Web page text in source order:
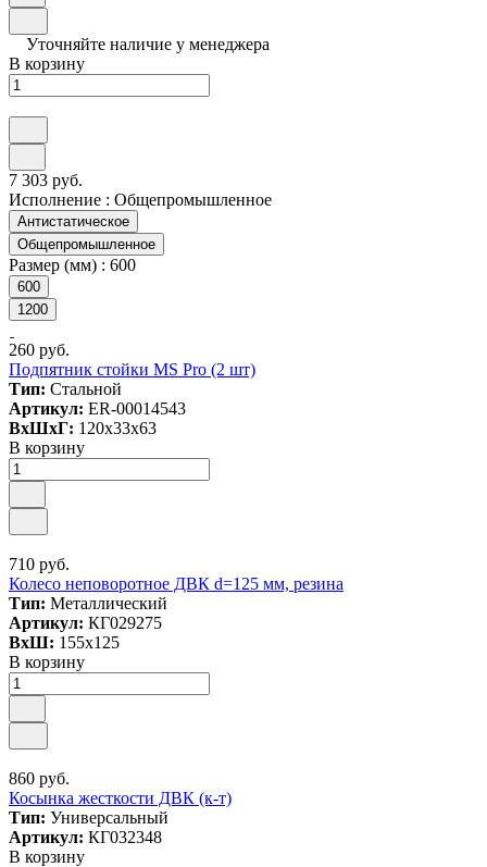
Уточняйте наличие у менеджера
В корзину
7 303 руб.
Исполнение : Общепромышленное
Антистатическое
Общепромышленное
Размер (мм) : 600
600
1200
260 руб.
Подпятник стойки MS Pro (2 шт)
Тип: Стальной
Артикул: ER-00014543
ВxШxГ: 120x33x63
В корзину
710 руб.
Колесо неповоротное ДВК d=125 мм, резина
Тип: Металлический
Артикул: КГ029275
ВxШ: 155x125
В корзину
860 руб.
Косынка жесткости ДВК (к-т)
Тип: Универсальный
Артикул: КГ032348
В корзину